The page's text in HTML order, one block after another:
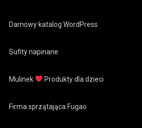
Darnowy katalog WordPress
Sufity napinane
Mulinek Produkty dla dzieci
Firma sprzątająca Fugao